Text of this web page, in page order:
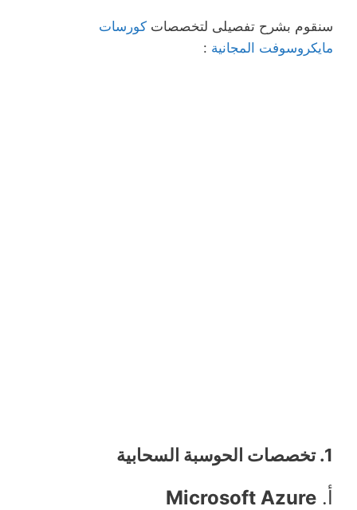
سنقوم بشرح تفصيلى لتخصصات كورسات
مايكروسوفت المجانية :
1. تخصصات الحوسبة السحابية
أ. Microsoft Azure